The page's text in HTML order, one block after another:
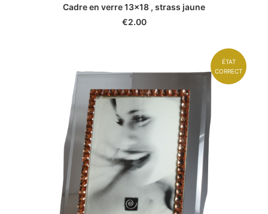
Cadre en verre 13x18 , strass jaune
€2.00
ÉTAT
CORRECT